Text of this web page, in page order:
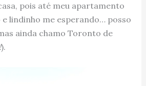
pois até meu apartamento
e lindinho me esperando… posso
ainda chamo Toronto de
).